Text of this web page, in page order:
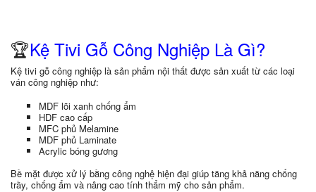
🏆Kệ Tivi Gỗ Công Nghiệp Là Gì?
Kệ tivi gỗ công nghiệp là sản phẩm nội thất được sản xuất từ các loại
ván công nghiệp như:
MDF lõi xanh chống ẩm
HDF cao cấp
MFC phủ Melamine
MDF phủ Laminate
Acrylic bóng gương
Bề mặt được xử lý bằng công nghệ hiện đại giúp tăng khả năng chống
trầy, chống ẩm và nâng cao tính thẩm mỹ cho sản phẩm.